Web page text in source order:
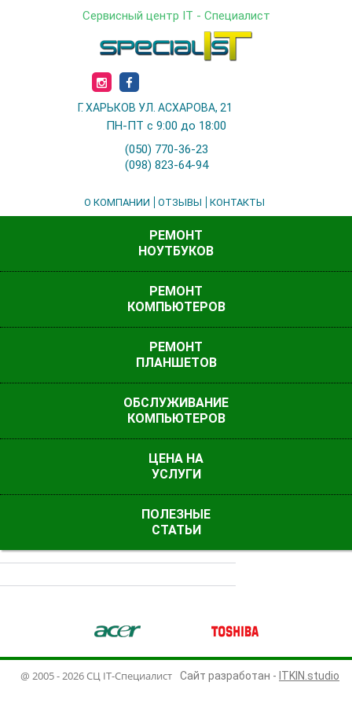
Сервисный центр IT - Специалист
О КОМПАНИИ ОТЗЫВЫ КОНТАКТЫ
Г. ХАРЬКОВ УЛ. АСХАРОВА, 21
ПН-ПТ с 9:00 до 18:00
(050) 770-36-23
(098) 823-64-94
РЕМОНТ
НОУТБУКОВ
РЕМОНТ
КОМПЬЮТЕРОВ
РЕМОНТ
ПЛАНШЕТОВ
ОБСЛУЖИВАНИЕ
КОМПЬЮТЕРОВ
ЦЕНА НА
УСЛУГИ
ПОЛЕЗНЫЕ
СТАТЬИ
ШУМИТ ВЕНТИЛЯТОР
@ 2005 - 2026 СЦ IT-Специалист Сайт разработан - ITKIN.studio